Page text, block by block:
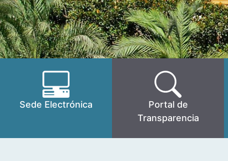
Sede Electrónica
Portal de
Transparencia